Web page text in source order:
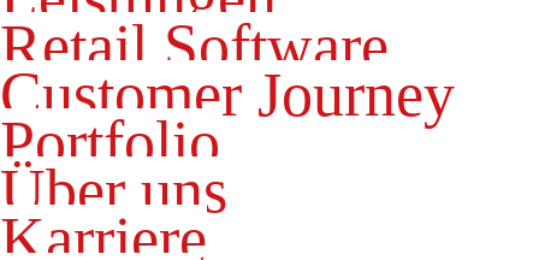
Retail Software
Customer Journey
Portfolio
Über uns
Karriere